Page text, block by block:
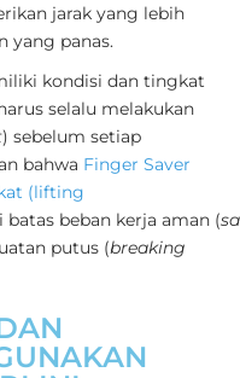
jarak yang lebih
yang panas.
kondisi dan tingkat
selalu melakukan
) sebelum setiap
bahwa Finger Saver
(lifting
beban kerja aman (
putus (breaking